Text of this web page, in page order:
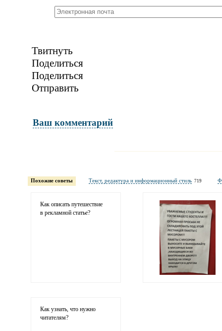
Твитнуть
Поделиться
Поделиться
Отправить
Ваш комментарий
обязательны полностью для публикации
Похожие советы Текст, редактура и информационный стиль 719
Как описать путешествие
в рекламной статье?
Как узнать, что нужно
читателям?